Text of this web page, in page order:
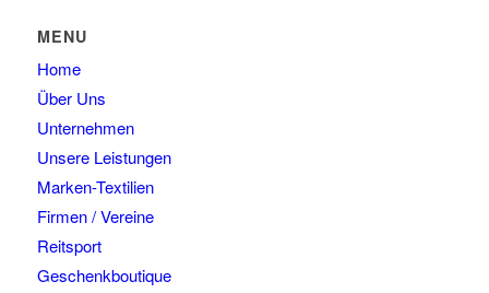
MENU
Home
Über Uns
Unternehmen
Unsere Leistungen
Marken-Textilien
Firmen / Vereine
Reitsport
Geschenkboutique